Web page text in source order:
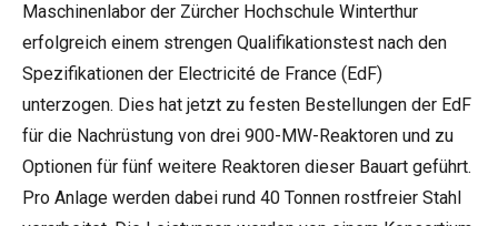
Maschinenlabor der Zürcher Hochschule Winterthur
erfolgreich einem strengen Qualifikationstest nach den
Spezifikationen der Electricité de France (EdF)
unterzogen. Dies hat jetzt zu festen Bestellungen der EdF
für die Nachrüstung von drei 900-MW-Reaktoren und zu
Optionen für fünf weitere Reaktoren dieser Bauart geführt.
Pro Anlage werden dabei rund 40 Tonnen rostfreier Stahl